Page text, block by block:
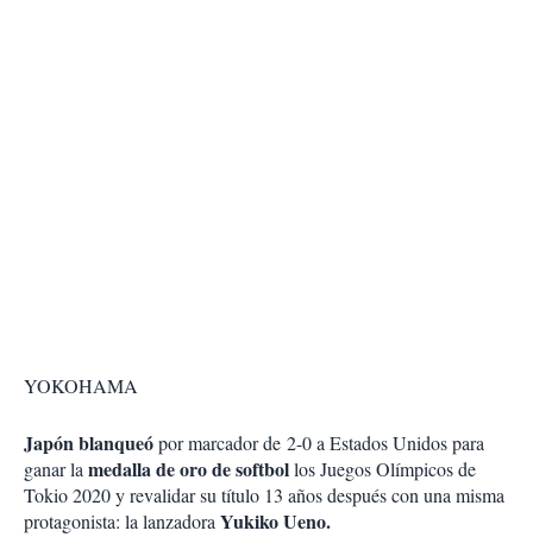
YOKOHAMA
Japón blanqueópor marcador de 2-0 a Estados Unidos para
ganar lamedalla de oro de softbollos Juegos Olímpicos de
Tokio 2020 y revalidar su título 13 años después con una misma
protagonista: la lanzadoraYukiko Ueno.